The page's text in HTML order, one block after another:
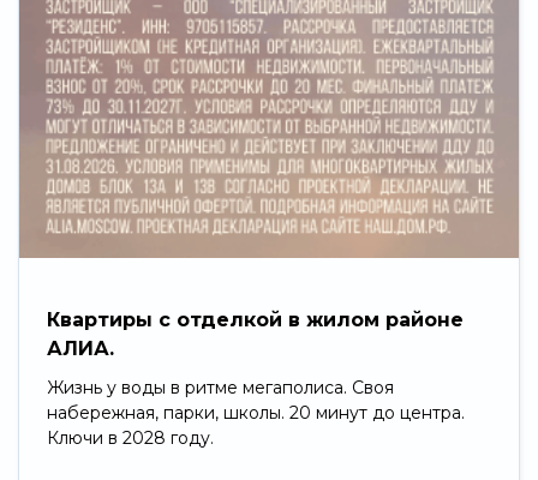
Квартиры с отделкой в жилом районе
АЛИА.
Жизнь у воды в ритме мегаполиса. Своя
набережная, парки, школы. 20 минут до центра.
Ключи в 2028 году.